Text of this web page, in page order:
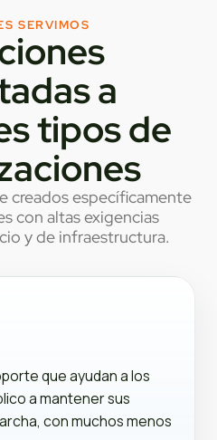
SERVIMOS
a
tipos de
creados específicamente
con altas exigencias
y de infraestructura.
que ayudan a los
a mantener sus
con muchos menos